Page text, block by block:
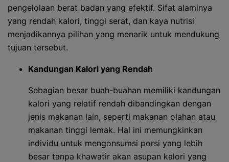
pengelolaan berat badan yang efektif. Sifat alaminya
yang rendah kalori, tinggi serat, dan kaya nutrisi
menjadikannya pilihan yang menarik untuk mendukung
tujuan tersebut.
Kandungan Kalori yang Rendah
Sebagian besar buah-buahan memiliki kandungan
kalori yang relatif rendah dibandingkan dengan
jenis makanan lain, seperti makanan olahan atau
makanan tinggi lemak. Hal ini memungkinkan
individu untuk mengonsumsi porsi yang lebih
besar tanpa khawatir akan asupan kalori yang